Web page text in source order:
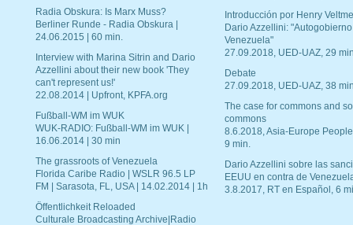
Radia Obskura: Is Marx Muss?
Berliner Runde - Radia Obskura |
24.06.2015 | 60 min.
Interview with Marina Sitrin and Dario
Azzellini about their new book 'They
can't represent us!'
22.08.2014 | Upfront, KPFA.org
Fußball-WM im WUK
WUK-RADIO: Fußball-WM im WUK |
16.06.2014 | 30 min
The grassroots of Venezuela
Florida Caribe Radio | WSLR 96.5 LP
FM | Sarasota, FL, USA | 14.02.2014 | 1h
Öffentlichkeit Reloaded
Culturale Broadcasting Archive|Radio
Introducción por Henry
Dario Azzellini:
Venezuela"
27.09.2018, UED-UAZ, 29
Debate
27.09.2018, UED-UAZ, 38
The case for commons and
commons
8.6.2018, Asia-Europe
9 min.
Dario Azzellini sobre las
EEUU en contra de
3.8.2017, RT en Español, 6